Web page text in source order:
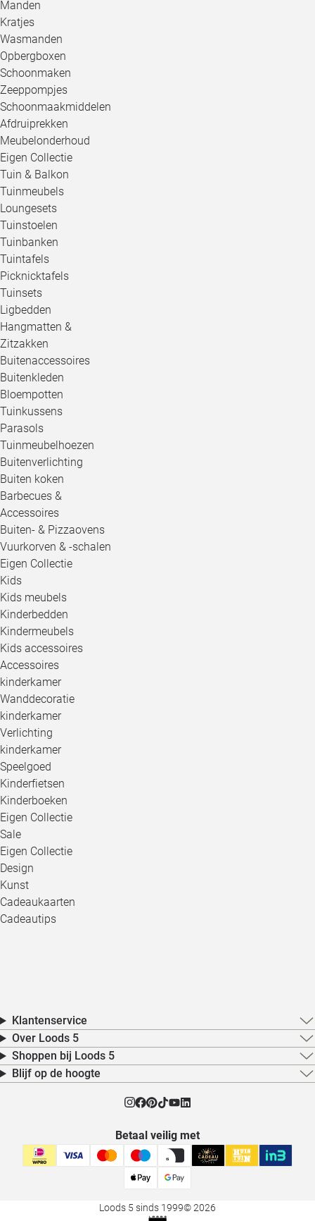
Manden
Kratjes
Wasmanden
Opbergboxen
Schoonmaken
Zeeppompjes
Schoonmaakmiddelen
Afdruiprekken
Meubelonderhoud
Eigen Collectie
Tuin & Balkon
Tuinmeubels
Loungesets
Tuinstoelen
Tuinbanken
Tuintafels
Picknicktafels
Tuinsets
Ligbedden
Hangmatten &
Zitzakken
Buitenaccessoires
Buitenkleden
Bloempotten
Tuinkussens
Parasols
Tuinmeubelhoezen
Buitenverlichting
Buiten koken
Barbecues &
Accessoires
Buiten- & Pizzaovens
Vuurkorven & -schalen
Eigen Collectie
Kids
Kids meubels
Kinderbedden
Kindermeubels
Kids accessoires
Accessoires
kinderkamer
Wanddecoratie
kinderkamer
Verlichting
kinderkamer
Speelgoed
Kinderfietsen
Kinderboeken
Eigen Collectie
Sale
Eigen Collectie
Design
Kunst
Cadeaukaarten
Cadeautips
Klantenservice
Over Loods 5
Shoppen bij Loods 5
Blijf op de hoogte
Betaal veilig met
Loods 5 sinds 1999© 2026